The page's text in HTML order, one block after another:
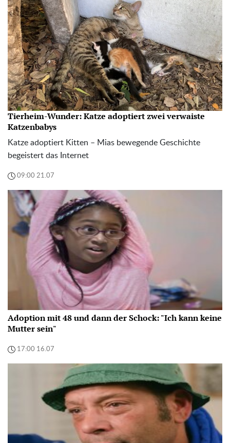
Tierheim-Wunder: Katze adoptiert zwei verwaiste
Katzenbabys
Katze adoptiert Kitten – Mias bewegende Geschichte
begeistert das Internet
09:00 21.07
Adoption mit 48 und dann der Schock: "Ich kann keine
Mutter sein"
17:00 16.07